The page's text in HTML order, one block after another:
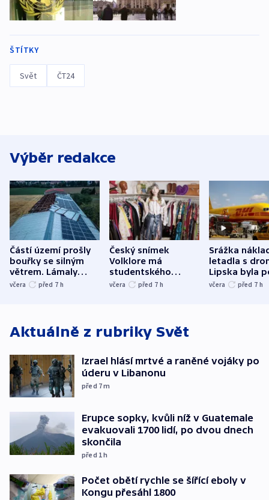
ŠTÍTKY
Svět ČT24
Výběr redakce
Částí území prošly
bouřky se silným
větrem. Lámaly
stromy a poničily
včera před 7 h
Český snímek
Volklore má
studentského
Oscara, zabojuje o
včera před 7 h
Srážka
letadla s
Lipska byla
německého
včera před 7 h
Aktuálně z rubriky Svět
Izrael hlásí mrtvé a raněné vojáky po
úderu v Libanonu
před 7m
Erupce sopky, kvůli níž v Guatemale
evakuovali 1700 lidí, po dvou dnech
skončila
před 1h
Počet obětí rychle se šířící eboly v
Kongu přesáhl 1800